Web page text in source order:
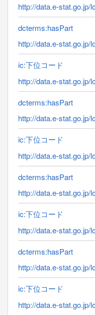
http://data.e-stat.go.jp/
dcterms:hasPart
http://data.e-stat.go.jp/
ic:下位コード
http://data.e-stat.go.jp/
dcterms:hasPart
http://data.e-stat.go.jp/
ic:下位コード
http://data.e-stat.go.jp/
dcterms:hasPart
http://data.e-stat.go.jp/
ic:下位コード
http://data.e-stat.go.jp/
dcterms:hasPart
http://data.e-stat.go.jp/
ic:下位コード
http://data.e-stat.go.jp/